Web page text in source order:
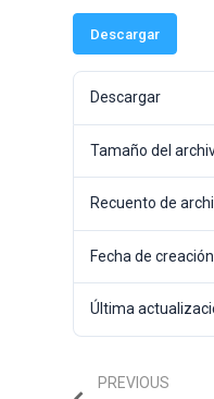
Descargar
Descargar
Tamaño del
Recuento de
Fecha de creación
Última
PREVIOUS